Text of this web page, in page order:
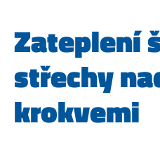
Zateplení
střechy
krokvemi